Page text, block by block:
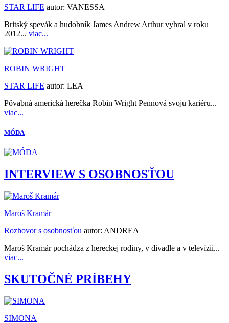
STAR LIFE autor: VANESSA
Britský spevák a hudobník James Andrew Arthur vyhral v roku
2012... viac...
ROBIN WRIGHT
STAR LIFE autor: LEA
Pôvabná americká herečka Robin Wright Pennová svoju kariéru...
viac...
MÓDA
INTERVIEW S OSOBNOSŤOU
Maroš Kramár
Rozhovor s osobnosťou autor: ANDREA
Maroš Kramár pochádza z hereckej rodiny, v divadle a v televízii...
viac...
SKUTOČNÉ PRÍBEHY
SIMONA